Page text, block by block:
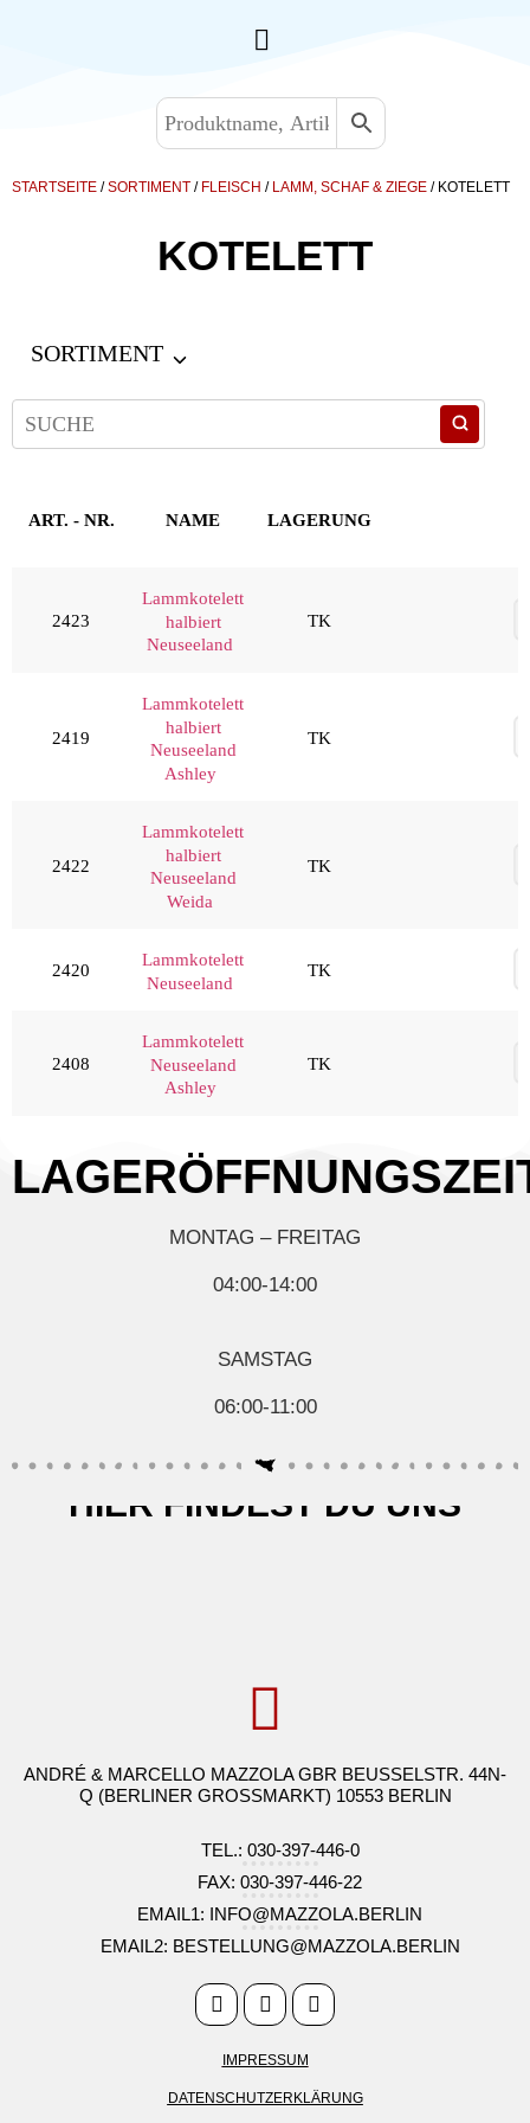
STARTSEITE /SORTIMENT / FLEISCH / LAMM, SCHAF & ZIEGE / KOTELETT
KOTELETT
SORTIMENT
ART. - NR. NAME LAGERUNG
2423
Lammkotelett
halbiert
Neuseeland
TK
2419
Lammkotelett
halbiert
Neuseeland
Ashley
TK
2422
Lammkotelett
halbiert
Neuseeland
Weida
TK
2420
Lammkotelett
Neuseeland
TK
2408
Lammkotelett
Neuseeland
Ashley
TK
MONTAG – FREITAG
04:00-14:00
SAMSTAG
06:00-11:00
HIER FINDEST DU UNS
ANDRÉ & MARCELLO MAZZOLA GBR BEUSSELSTR. 44N-
Q (BERLINER GROSSMARKT) 10553 BERLIN
TEL.: 030-397-446-0
FAX: 030-397-446-22
EMAIL1: INFO@MAZZOLA.BERLIN
EMAIL2: BESTELLUNG@MAZZOLA.BERLIN
IMPRESSUM
DATENSCHUTZERKLÄRUNG